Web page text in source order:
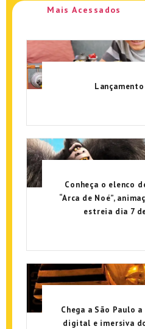
Mais Acessados
Conheça o elenco
“Arca de Noé”,
estreia dia 7
Chega a São Paulo
digital e imersiva